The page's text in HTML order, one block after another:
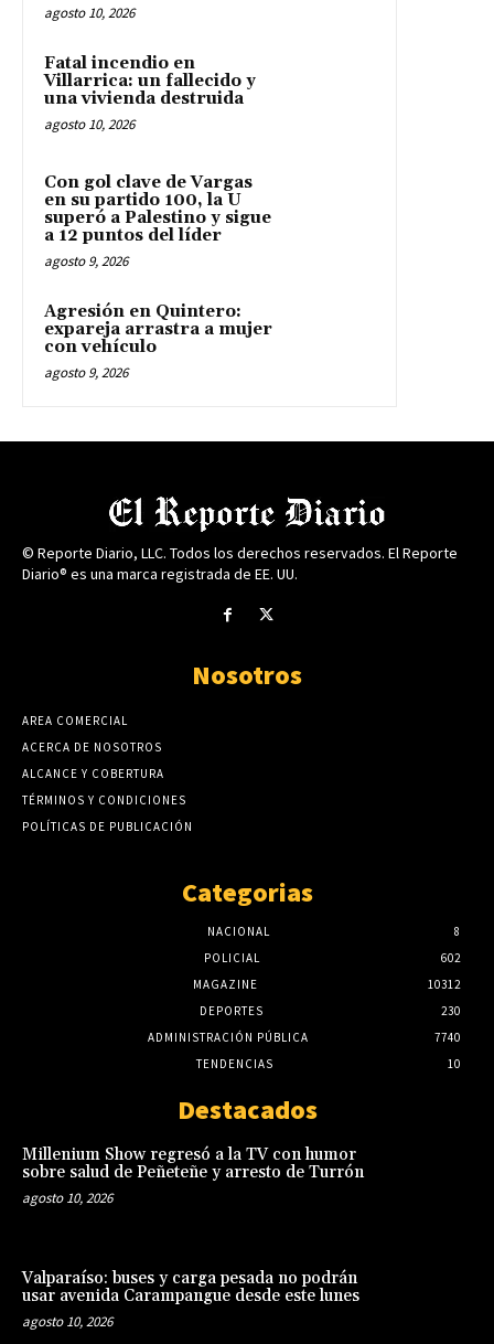
agosto 10, 2026
Fatal incendio en
Villarrica: un fallecido y
una vivienda destruida
agosto 10, 2026
Con gol clave de Vargas
en su partido 100, la U
superó a Palestino y sigue
a 12 puntos del líder
agosto 9, 2026
Agresión en Quintero:
expareja arrastra a mujer
con vehículo
agosto 9, 2026
© Reporte Diario, LLC. Todos los derechos reservados. El Reporte
Diario® es una marca registrada de EE. UU.
Nosotros
AREA COMERCIAL
ACERCA DE NOSOTROS
ALCANCE Y COBERTURA
TÉRMINOS Y CONDICIONES
POLÍTICAS DE PUBLICACIÓN
Categorias
NACIONAL
8
POLICIAL
602
MAGAZINE
10312
DEPORTES
230
ADMINISTRACIÓN PÚBLICA
7740
TENDENCIAS
10
Destacados
Millenium Show regresó a la TV con humor
sobre salud de Peñeteñe y arresto de Turrón
agosto 10, 2026
Valparaíso: buses y carga pesada no podrán
usar avenida Carampangue desde este lunes
agosto 10, 2026